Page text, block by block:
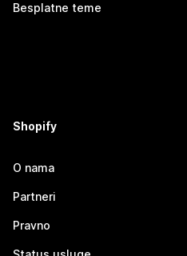
Besplatne teme
Shopify
O nama
Partneri
Pravno